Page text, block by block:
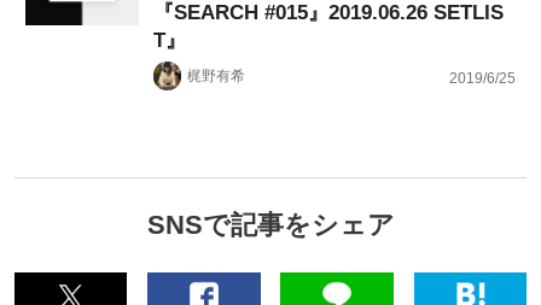
『SEARCH #015』2019.06.26 SETLIS
T』
梶野有希 2019/6/25
SNSで記事をシェア